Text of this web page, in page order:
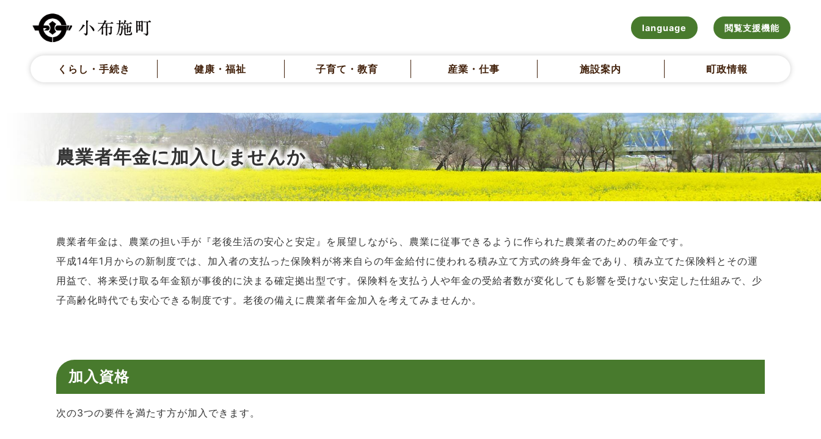
language 閲覧支援機能
くらし・手続き 健康・福祉 子育て・教育 産業・仕事 施設案内 町政情報
農業者年金に加入しませんか
農業者年金は、農業の担い手が『老後生活の安心と安定』を展望しながら、農業に従事できるように作られた農業者のための年金です。
平成14年1月からの新制度では、加入者の支払った保険料が将来自らの年金給付に使われる積み立て方式の終身年金であり、積み立てた保険料とその運
用益で、将来受け取る年金額が事後的に決まる確定拠出型です。保険料を支払う人や年金の受給者数が変化しても影響を受けない安定した仕組みで、少
子高齢化時代でも安心できる制度です。老後の備えに農業者年金加入を考えてみませんか。
加入資格
次の3つの要件を満たす方が加入できます。